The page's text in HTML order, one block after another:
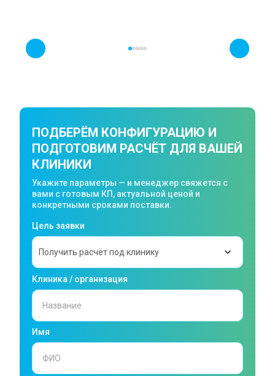
ПОДБЕРЁМ КОНФИГУРАЦИЮ И
ПОДГОТОВИМ РАСЧЁТ ДЛЯ ВАШЕЙ
КЛИНИКИ
Укажите параметры — и менеджер свяжется с
вами с готовым КП, актуальной ценой и
конкретными сроками поставки.
Цель заявки
Клиника / организация
Имя